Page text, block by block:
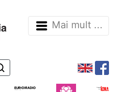
Mai mult ...